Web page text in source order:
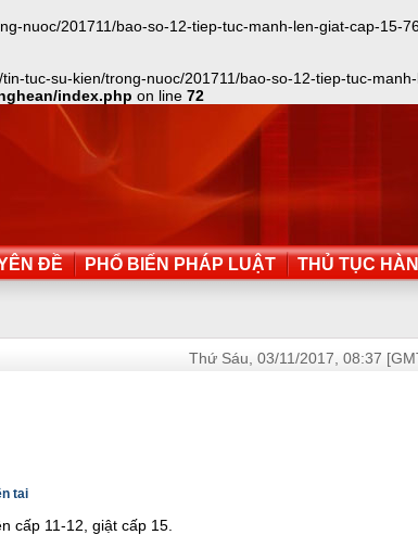
nuoc/201711/bao-so-12-tiep-tuc-manh-len-giat-cap-15-
tuc-su-kien/trong-nuoc/201711/bao-so-12-tiep-tuc-
index.php on line 72
ĐỀ PHỔ BIẾN PHÁP LUẬT THỦ TỤC
Thứ Sáu, 03/11/2017, 08:37
tai
cấp 11-12, giật cấp 15.